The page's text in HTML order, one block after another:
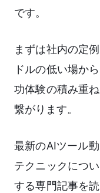
です。
まずは社内の定
ドルの低い場か
功体験の積み重
繋がります。
最新のAIツール
テクニックにつ
する専門記事を